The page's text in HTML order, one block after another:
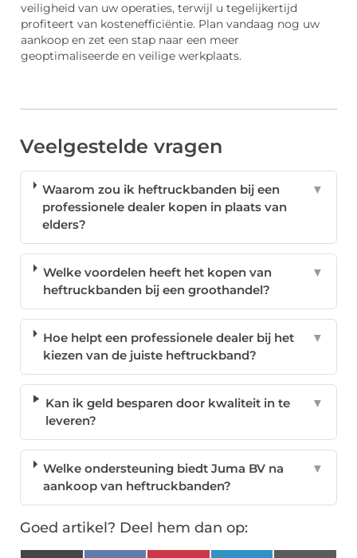
veiligheid van uw operaties, terwijl u tegelijkertijd
profiteert van kostenefficiëntie. Plan vandaag nog uw
aankoop en zet een stap naar een meer
geoptimaliseerde en veilige werkplaats.
Veelgestelde vragen
Waarom zou ik heftruckbanden bij een
professionele dealer kopen in plaats van
elders?
▼
Welke voordelen heeft het kopen van
heftruckbanden bij een groothandel?
▼
Hoe helpt een professionele dealer bij het
kiezen van de juiste heftruckband?
▼
Kan ik geld besparen door kwaliteit in te
leveren?
▼
Welke ondersteuning biedt Juma BV na
aankoop van heftruckbanden?
▼
Goed artikel? Deel hem dan op: